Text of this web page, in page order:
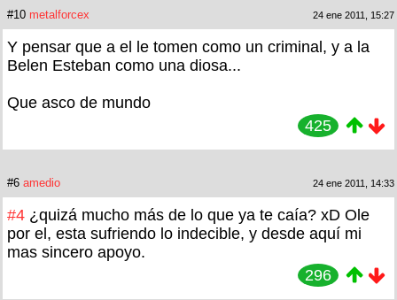
#10 metalforcex 24 ene 2011, 15:27
Y pensar que a el le tomen como un criminal, y a la
Belen Esteban como una diosa...
Que asco de mundo
425
#6 amedio 24 ene 2011, 14:33
#4 ¿quizá mucho más de lo que ya te caía? xD Ole
por el, esta sufriendo lo indecible, y desde aquí mi
mas sincero apoyo.
296